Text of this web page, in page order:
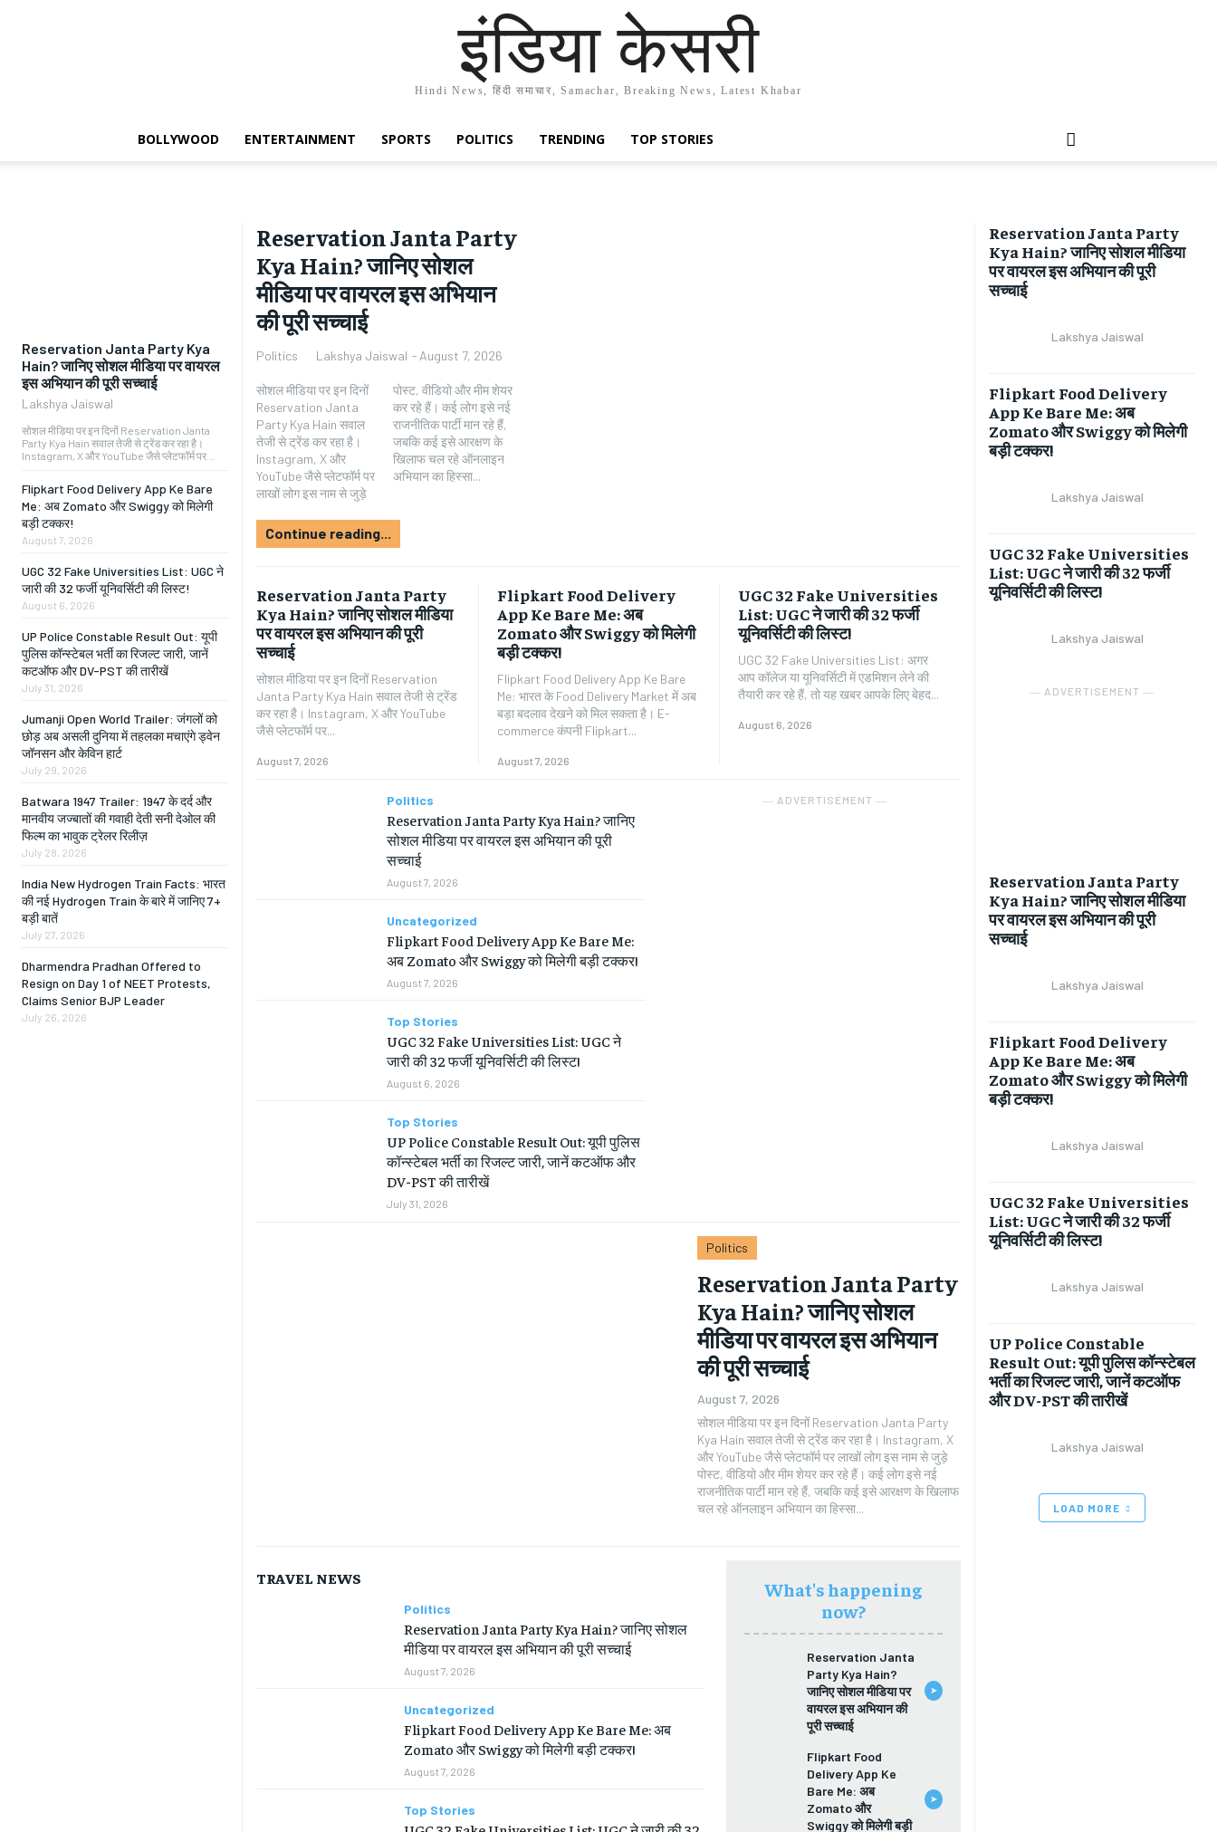
इंडिया केसरी
Hindi News, हिंदी समाचार, Samachar, Breaking News, Latest Khabar
BOLLYWOOD ENTERTAINMENT SPORTS POLITICS TRENDING TOP STORIES
Reservation Janta Party Kya
Hain? जानिए सोशल मीडिया पर वायरल
इस अभियान की पूरी सच्चाई
Lakshya Jaiswal
सोशल मीडिया पर इन दिनों Reservation Janta
Party Kya Hain सवाल तेजी से ट्रेंड कर रहा है।
Instagram, X और YouTube जैसे प्लेटफॉर्म पर...
Flipkart Food Delivery App Ke Bare
Me: अब Zomato और Swiggy को मिलेगी
बड़ी टक्कर!
August 7, 2026
UGC 32 Fake Universities List: UGC ने
जारी की 32 फर्जी यूनिवर्सिटी की लिस्ट!
August 6, 2026
UP Police Constable Result Out: यूपी
पुलिस कॉन्स्टेबल भर्ती का रिजल्ट जारी, जानें
कटऑफ और DV-PST की तारीखें
July 31, 2026
Jumanji Open World Trailer: जंगलों को
छोड़ अब असली दुनिया में तहलका मचाएंगे ड्वेन
जॉनसन और केविन हार्ट
July 29, 2026
Batwara 1947 Trailer: 1947 के दर्द और
मानवीय जज्बातों की गवाही देती सनी देओल की
फिल्म का भावुक ट्रेलर रिलीज़
July 28, 2026
India New Hydrogen Train Facts: भारत
की नई Hydrogen Train के बारे में जानिए 7+
बड़ी बातें
July 27, 2026
Dharmendra Pradhan Offered to
Resign on Day 1 of NEET Protests,
Claims Senior BJP Leader
July 26, 2026
Reservation Janta Party
Kya Hain? जानिए सोशल
मीडिया पर वायरल इस अभियान
की पूरी सच्चाई
Politics Lakshya Jaiswal - August 7, 2026
सोशल मीडिया पर इन दिनों
Reservation Janta
Party Kya Hain सवाल
तेजी से ट्रेंड कर रहा है।
Instagram, X और
YouTube जैसे प्लेटफॉर्म पर
लाखों लोग इस नाम से जुड़े
पोस्ट, वीडियो और मीम शेयर
कर रहे हैं। कई लोग इसे नई
राजनीतिक पार्टी मान रहे हैं,
जबकि कई इसे आरक्षण के
खिलाफ चल रहे ऑनलाइन
अभियान का हिस्सा...
Continue reading...
Reservation Janta Party
Kya Hain? जानिए सोशल मीडिया
पर वायरल इस अभियान की पूरी
सच्चाई
सोशल मीडिया पर इन दिनों Reservation
Janta Party Kya Hain सवाल तेजी से ट्रेंड
कर रहा है। Instagram, X और YouTube
जैसे प्लेटफॉर्म पर...
August 7, 2026
Flipkart Food Delivery
App Ke Bare Me: अब
Zomato और Swiggy को मिलेगी
बड़ी टक्कर!
Flipkart Food Delivery App Ke Bare
Me: भारत के Food Delivery Market में अब
बड़ा बदलाव देखने को मिल सकता है। E-
commerce कंपनी Flipkart...
August 7, 2026
UGC 32 Fake Universities
List: UGC ने जारी की 32 फर्जी
यूनिवर्सिटी की लिस्ट!
UGC 32 Fake Universities List: अगर
आप कॉलेज या यूनिवर्सिटी में एडमिशन लेने की
तैयारी कर रहे हैं, तो यह खबर आपके लिए बेहद...
August 6, 2026
Politics
Reservation Janta Party Kya Hain? जानिए
सोशल मीडिया पर वायरल इस अभियान की पूरी
सच्चाई
August 7, 2026
Uncategorized
Flipkart Food Delivery App Ke Bare Me:
अब Zomato और Swiggy को मिलेगी बड़ी टक्कर!
August 7, 2026
Top Stories
UGC 32 Fake Universities List: UGC ने
जारी की 32 फर्जी यूनिवर्सिटी की लिस्ट!
August 6, 2026
Top Stories
UP Police Constable Result Out: यूपी पुलिस
कॉन्स्टेबल भर्ती का रिजल्ट जारी, जानें कटऑफ और
DV-PST की तारीखें
July 31, 2026
― ADVERTISEMENT ―
Politics
Reservation Janta Party
Kya Hain? जानिए सोशल
मीडिया पर वायरल इस अभियान
की पूरी सच्चाई
August 7, 2026
सोशल मीडिया पर इन दिनों Reservation Janta Party
Kya Hain सवाल तेजी से ट्रेंड कर रहा है। Instagram, X
और YouTube जैसे प्लेटफॉर्म पर लाखों लोग इस नाम से जुड़े
पोस्ट, वीडियो और मीम शेयर कर रहे हैं। कई लोग इसे नई
राजनीतिक पार्टी मान रहे हैं, जबकि कई इसे आरक्षण के खिलाफ
चल रहे ऑनलाइन अभियान का हिस्सा...
TRAVEL NEWS
Politics
Reservation Janta Party Kya Hain? जानिए सोशल
मीडिया पर वायरल इस अभियान की पूरी सच्चाई
August 7, 2026
Uncategorized
Flipkart Food Delivery App Ke Bare Me: अब
Zomato और Swiggy को मिलेगी बड़ी टक्कर!
August 7, 2026
Top Stories
What's happening
now?
Reservation Janta
Party Kya Hain?
जानिए सोशल मीडिया पर
वायरल इस अभियान की
पूरी सच्चाई
➤
Flipkart Food
Delivery App Ke
Bare Me: अब
Zomato और
Swiggy को मिलेगी बड़ी
➤
Reservation Janta Party
Kya Hain? जानिए सोशल मीडिया
पर वायरल इस अभियान की पूरी
सच्चाई
Lakshya Jaiswal
Flipkart Food Delivery
App Ke Bare Me: अब
Zomato और Swiggy को मिलेगी
बड़ी टक्कर!
Lakshya Jaiswal
UGC 32 Fake Universities
List: UGC ने जारी की 32 फर्जी
यूनिवर्सिटी की लिस्ट!
Lakshya Jaiswal
― ADVERTISEMENT ―
Reservation Janta Party
Kya Hain? जानिए सोशल मीडिया
पर वायरल इस अभियान की पूरी
सच्चाई
Lakshya Jaiswal
Flipkart Food Delivery
App Ke Bare Me: अब
Zomato और Swiggy को मिलेगी
बड़ी टक्कर!
Lakshya Jaiswal
UGC 32 Fake Universities
List: UGC ने जारी की 32 फर्जी
यूनिवर्सिटी की लिस्ट!
Lakshya Jaiswal
UP Police Constable
Result Out: यूपी पुलिस कॉन्स्टेबल
भर्ती का रिजल्ट जारी, जानें कटऑफ
और DV-PST की तारीखें
Lakshya Jaiswal
LOAD MORE